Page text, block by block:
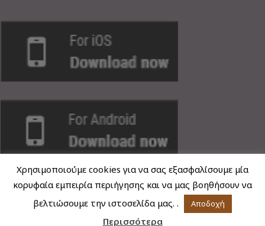
ΤΕΛΕΥΤΑΙΑ ΝΕΑ
Χρησιμοποιούμε cookies για να σας εξασφαλίσουμε μία
κορυφαία εμπειρία περιήγησης και να μας βοηθήσουν να
βελτιώσουμε την ιστοσελίδα μας. .
Αποδοχή
Περισσότερα